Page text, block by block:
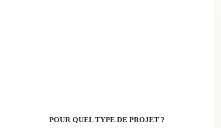
POUR QUEL TYPE DE PROJET ?